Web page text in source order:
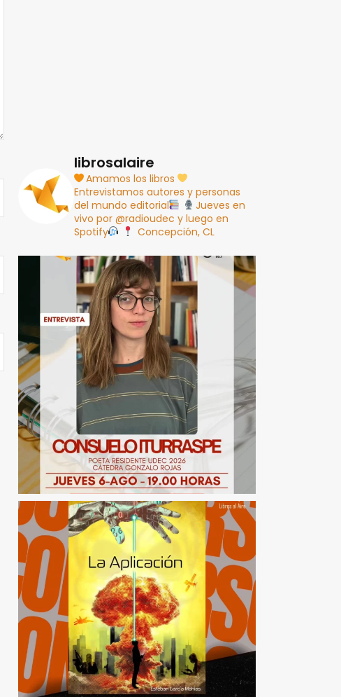
librosalaire
Amamos los libros
Entrevistamos autores y personas
del mundo editorial
Jueves en
vivo por @radioudec y luego en
Spotify
Concepción, CL